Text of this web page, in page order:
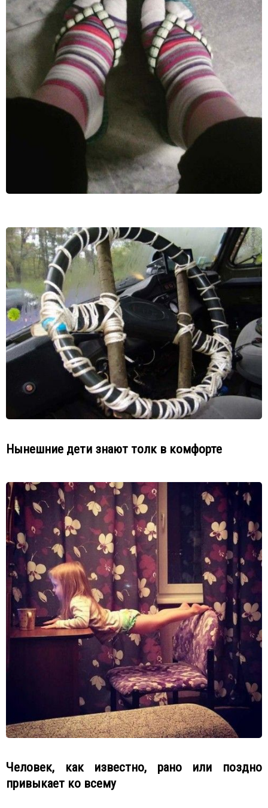
Нынешние дети знают толк в комфорте
Человек, как известно, рано или поздно
привыкает ко всему